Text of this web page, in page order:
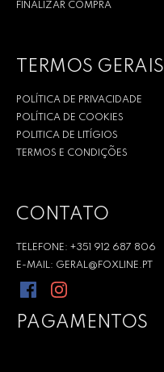
FINALIZAR COMPRA
TERMOS GERAIS
POLÍTICA DE PRIVACIDADE
POLÍTICA DE COOKIES
POLITICA DE LITÍGIOS
TERMOS E CONDIÇÕES
CONTATO
TELEFONE: +351 912 687 806
E-MAIL: GERAL@FOXLINE.PT
PAGAMENTOS